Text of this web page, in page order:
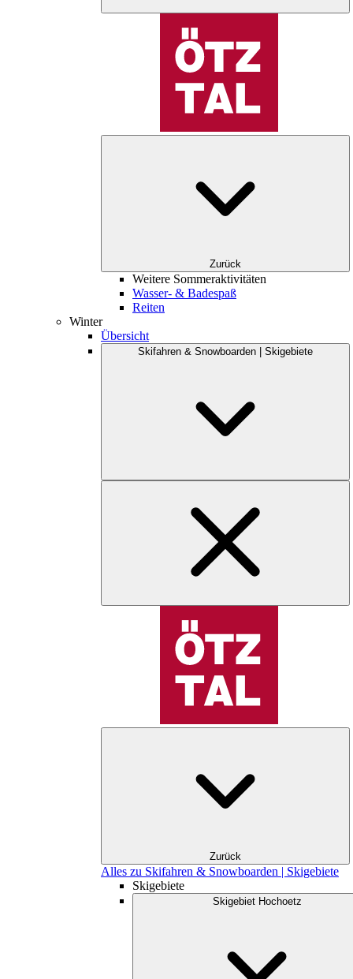
Zurück
Weitere Sommeraktivitäten
Wasser- & Badespaß
Reiten
Winter
Übersicht
Skifahren & Snowboarden | Skigebiete
Zurück
Alles zu Skifahren & Snowboarden | Skigebiete
Skigebiete
Skigebiet Hochoetz